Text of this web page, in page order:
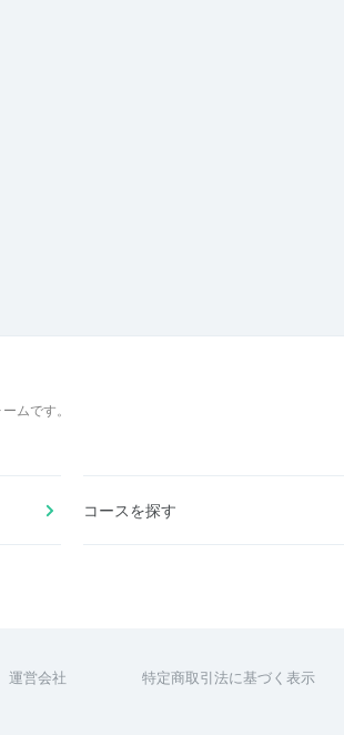
ムです。
コースを探す
運営会社 特定商取引法に基づく表示